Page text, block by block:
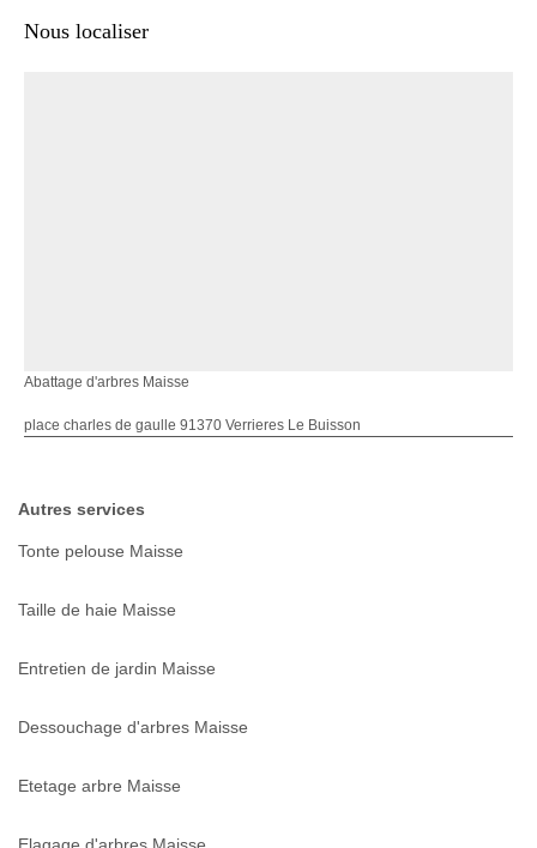
Nous localiser
Abattage d'arbres Maisse
place charles de gaulle 91370 Verrieres Le Buisson
Autres services
Tonte pelouse Maisse
Taille de haie Maisse
Entretien de jardin Maisse
Dessouchage d'arbres Maisse
Etetage arbre Maisse